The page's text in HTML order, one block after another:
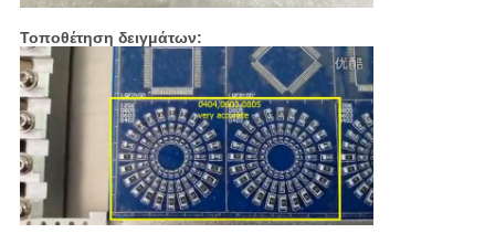
Τοποθέτηση δειγμάτων: